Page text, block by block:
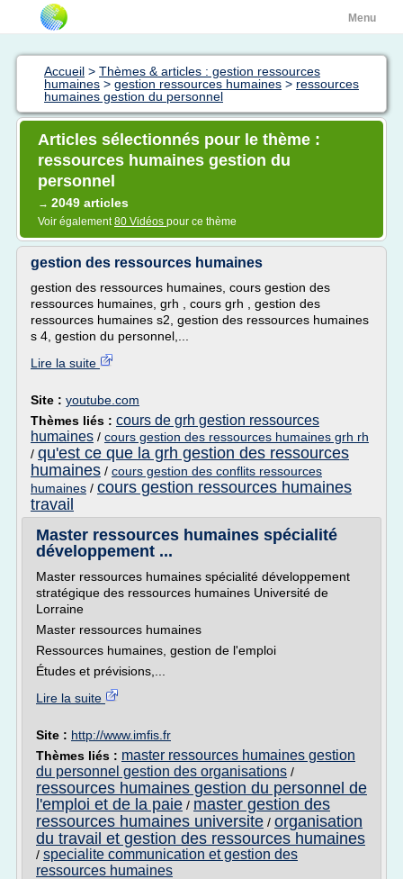
Menu
Accueil > Thèmes & articles : gestion ressources
humaines > gestion ressources humaines > ressources
humaines gestion du personnel
Articles sélectionnés pour le thème :
ressources humaines gestion du
personnel
→ 2049 articles
Voir également80 Vidéos pour ce thème
gestion des ressources humaines
gestion des ressources humaines, cours gestion des
ressources humaines, grh , cours grh , gestion des
ressources humaines s2, gestion des ressources humaines
s 4, gestion du personnel,...
Lire la suite
Site : youtube.com
Thèmes liés : cours de grh gestion ressources
humaines / cours gestion des ressources humaines grh rh
/ qu'est ce que la grh gestion des ressources
humaines / cours gestion des conflits ressources
humaines / cours gestion ressources humaines
travail
Master ressources humaines spécialité
développement ...
Master ressources humaines spécialité développement
stratégique des ressources humaines Université de
Lorraine
Master ressources humaines
Ressources humaines, gestion de l'emploi
Études et prévisions,...
Lire la suite
Site : http://www.imfis.fr
Thèmes liés : master ressources humaines gestion
du personnel gestion des organisations /
ressources humaines gestion du personnel de
l'emploi et de la paie / master gestion des
ressources humaines universite / organisation
du travail et gestion des ressources humaines
/ specialite communication et gestion des
ressources humaines